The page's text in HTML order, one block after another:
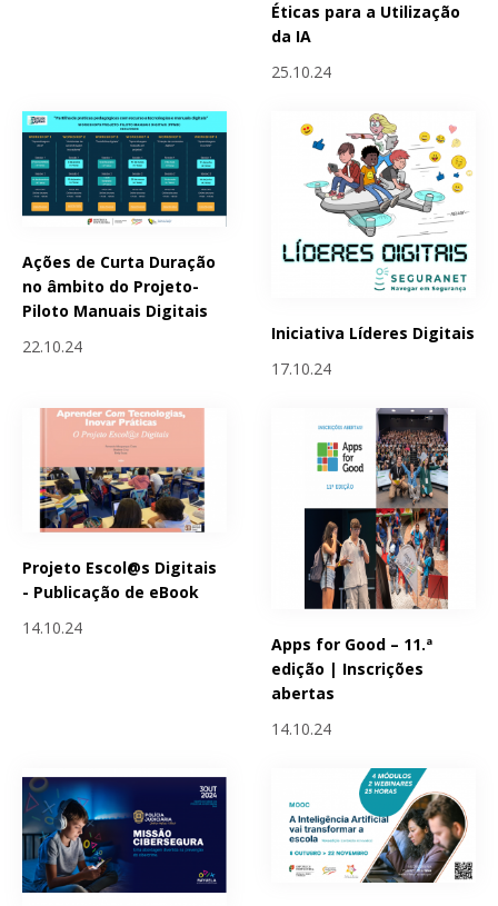
Éticas para a Utilização
da IA
25.10.24
Ações de Curta Duração
no âmbito do Projeto-
Piloto Manuais Digitais
22.10.24
Iniciativa Líderes Digitais
17.10.24
Projeto Escol@s Digitais
- Publicação de eBook
14.10.24
Apps for Good – 11.ª
edição | Inscrições
abertas
14.10.24